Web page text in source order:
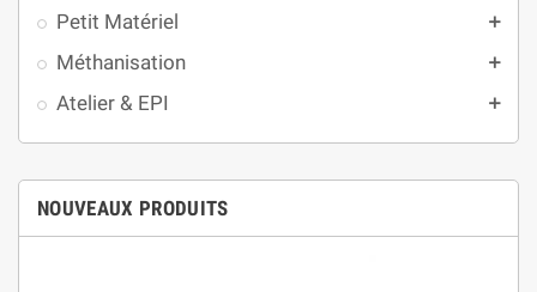
Petit Matériel add
Méthanisation add
Atelier & EPI add
NOUVEAUX PRODUITS